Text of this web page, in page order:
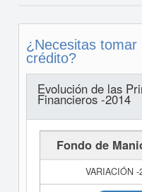
¿Necesitas tomar
crédito?
Evolución de las
Financieros -2014
Fondo de